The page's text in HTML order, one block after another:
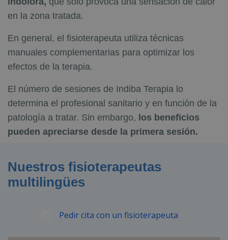
en la zona tratada.
En general, el fisioterapeuta utiliza técnicas
manuales complementarias para optimizar los
efectos de la terapia.
El número de sesiones de Indiba Terapia lo
determina el profesional sanitario y en función de la
patología a tratar. Sin embargo, los beneficios
pueden apreciarse desde la primera sesión.
Nuestros fisioterapeutas
multilingües
Pedir cita con un fisioterapeuta